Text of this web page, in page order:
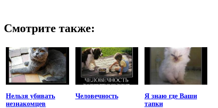
Смотрите также:
Нельзя убивать
незнакомцев
Человечность
Я знаю где Ваши
тапки